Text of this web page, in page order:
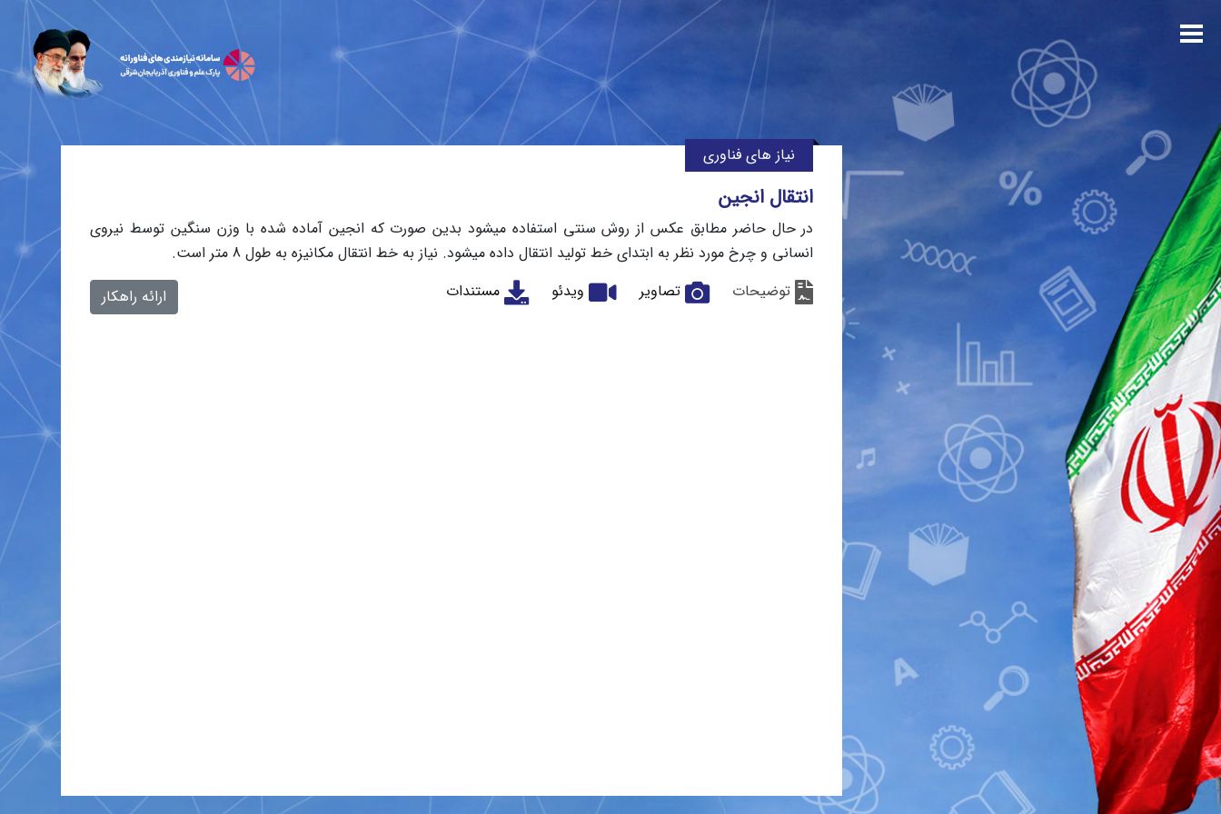
نیاز های فناوری
انتقال انجین
در حال حاضر مطابق عکس از روش سنتی استفاده میشود بدین صورت که انجین آماده شده با وزن سنگین توسط نیروی
انسانی و چرخ مورد نظر به ابتدای خط تولید انتقال داده میشود. نیاز به خط انتقال مکانیزه به طول 8 متر است.
توضیحات
تصاویر ویدئو مستندات ارائه راهکار